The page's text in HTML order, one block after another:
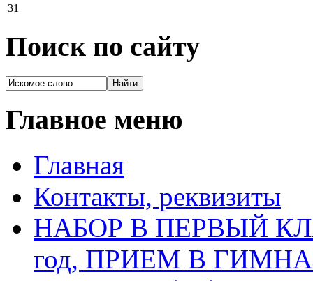
31
Поиск по сайту
Главное меню
Главная
Контакты, реквизиты
НАБОР В ПЕРВЫЙ
год, ПРИЕМ В